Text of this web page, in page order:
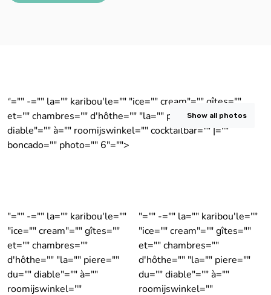
Show all photos
"="" -="" la="" karibou'le="" "ice="" cream"="" gîtes=""
et="" chambres="" d'hôthe="" "la="" piere="" du=""
diable"="" à="" roomijswinkel="" cocktailbar="" |=""
boncado="" photo="" 6"="">
"="" -="" la="" karibou'le=""
"ice="" cream"="" gîtes=""
et="" chambres=""
d'hôthe="" "la="" piere=""
du="" diable"="" à=""
roomijswinkel=""
"="" -="" la="" karibou'le=""
"ice="" cream"="" gîtes=""
et="" chambres=""
d'hôthe="" "la="" piere=""
du="" diable"="" à=""
roomijswinkel=""